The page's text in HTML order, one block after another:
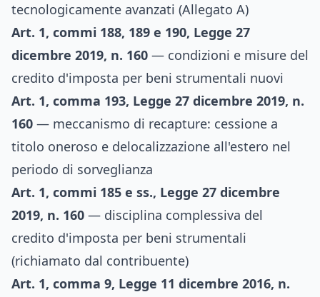
tecnologicamente avanzati (Allegato A)
Art. 1, commi 188, 189 e 190, Legge 27
dicembre 2019, n. 160 — condizioni e misure del
credito d'imposta per beni strumentali nuovi
Art. 1, comma 193, Legge 27 dicembre 2019, n.
160 — meccanismo di recapture: cessione a
titolo oneroso e delocalizzazione all'estero nel
periodo di sorveglianza
Art. 1, commi 185 e ss., Legge 27 dicembre
2019, n. 160 — disciplina complessiva del
credito d'imposta per beni strumentali
(richiamato dal contribuente)
Art. 1, comma 9, Legge 11 dicembre 2016, n.